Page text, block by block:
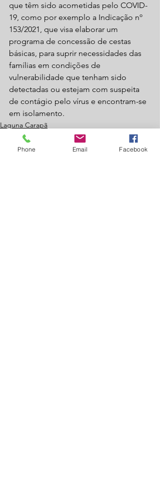
que têm sido acometidas pelo COVID-
19, como por exemplo a Indicação nº
153/2021, que visa elaborar um
programa de concessão de cestas
básicas, para suprir necessidades das
famílias em condições de
vulnerabilidade que tenham sido
detectadas ou estejam com suspeita
de contágio pelo vírus e encontram-se
em isolamento.
Laguna Carapã
Phone Email Facebook